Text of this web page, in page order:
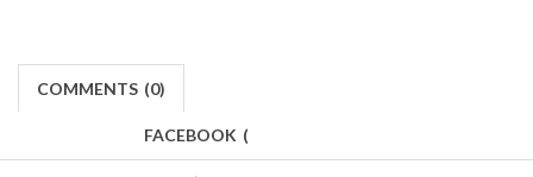
COMMENTS (0)
FACEBOOK (